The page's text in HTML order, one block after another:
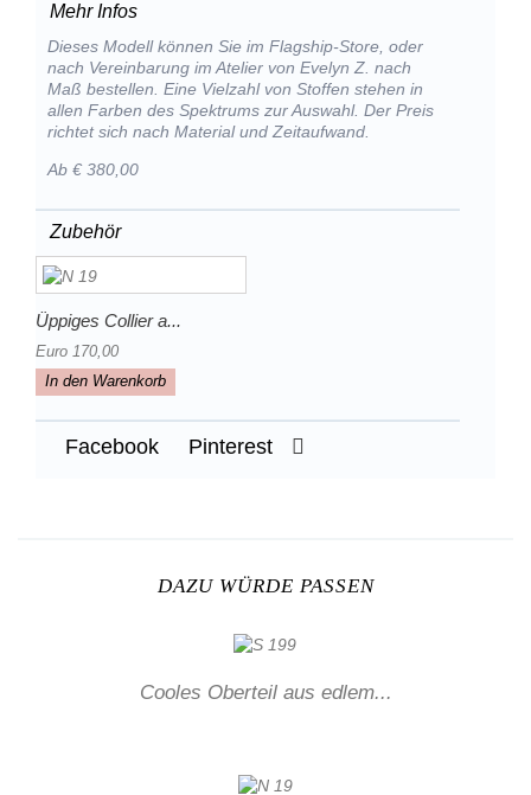
Mehr Infos
Dieses Modell können Sie im Flagship-Store, oder
nach Vereinbarung im Atelier von Evelyn Z. nach
Maß bestellen. Eine Vielzahl von Stoffen stehen in
allen Farben des Spektrums zur Auswahl. Der Preis
richtet sich nach Material und Zeitaufwand.
Ab € 380,00
Zubehör
Üppiges Collier a...
Euro 170,00
In den Warenkorb
Facebook Pinterest
DAZU WÜRDE PASSEN
Cooles Oberteil aus edlem...